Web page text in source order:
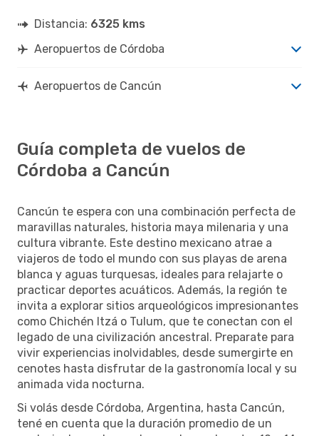
Distancia: 6325 kms
Aeropuertos de Córdoba
Aeropuertos de Cancún
Guía completa de vuelos de
Córdoba a Cancún
Cancún te espera con una combinación perfecta de
maravillas naturales, historia maya milenaria y una
cultura vibrante. Este destino mexicano atrae a
viajeros de todo el mundo con sus playas de arena
blanca y aguas turquesas, ideales para relajarte o
practicar deportes acuáticos. Además, la región te
invita a explorar sitios arqueológicos impresionantes
como Chichén Itzá o Tulum, que te conectan con el
legado de una civilización ancestral. Preparate para
vivir experiencias inolvidables, desde sumergirte en
cenotes hasta disfrutar de la gastronomía local y su
animada vida nocturna.
Si volás desde Córdoba, Argentina, hasta Cancún,
tené en cuenta que la duración promedio de un